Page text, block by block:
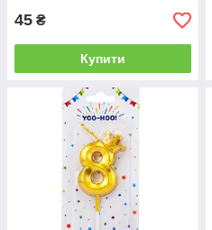
45 ₴
Купити